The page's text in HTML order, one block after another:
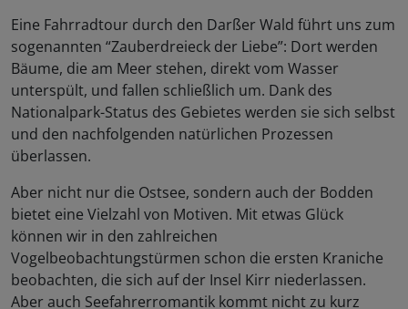
Eine Fahrradtour durch den Darßer Wald führt uns zum
sogenannten “Zauberdreieck der Liebe”: Dort werden
Bäume, die am Meer stehen, direkt vom Wasser
unterspült, und fallen schließlich um. Dank des
Nationalpark-Status des Gebietes werden sie sich selbst
und den nachfolgenden natürlichen Prozessen
überlassen.
Aber nicht nur die Ostsee, sondern auch der Bodden
bietet eine Vielzahl von Motiven. Mit etwas Glück
können wir in den zahlreichen
Vogelbeobachtungstürmen schon die ersten Kraniche
beobachten, die sich auf der Insel Kirr niederlassen.
Aber auch Seefahrerromantik kommt nicht zu kurz